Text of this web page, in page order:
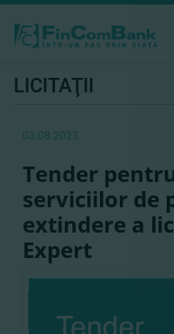
LICITAŢII
03.08.2023
Tender
serviciilor de
extindere a
Expert